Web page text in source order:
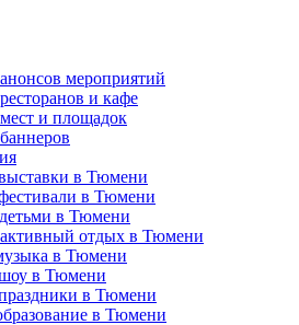
мероприятий
и кафе
и площадок
в Тюмени
в Тюмени
в Тюмени
отдых в Тюмени
в Тюмени
в Тюмени
в Тюмени
в Тюмени